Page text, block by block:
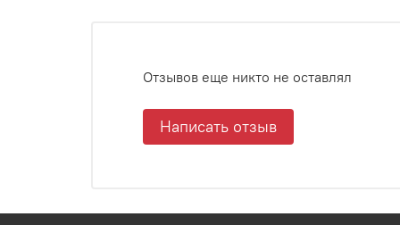
Отзывов еще никто не оставлял
Написать отзыв